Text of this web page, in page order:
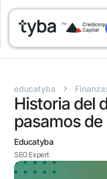
educatyba ›
Historia del
pasamos de
Educatyba
SEO Expert